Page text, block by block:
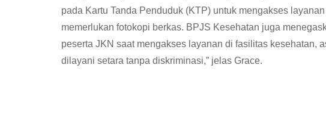
pada Kartu Tanda Penduduk (KTP) untuk mengakses
memerlukan fotokopi berkas. BPJS Kesehatan juga
peserta JKN saat mengakses layanan di fasilitas kesehatan,
dilayani setara tanpa diskriminasi,” jelas Grace.